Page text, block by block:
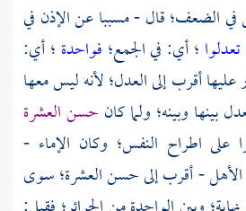
في الضعف؛ قال - مسببا عن الإذن في
؛ أي: في الجمع؛ فواحدة ؛ أي:
عليها أقرب إلى العدل؛ لأنه ليس معها
وبينه؛ ولما كان حسن العشرة
على اطراح النفس؛ وكان الإماء -
الأهل - أقرب إلى حسن العشرة؛ سوى